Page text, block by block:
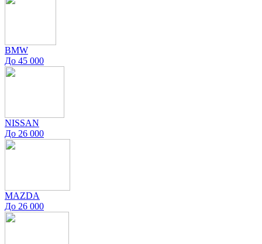
BMW
До 45 000
NISSAN
До 26 000
MAZDA
До 26 000